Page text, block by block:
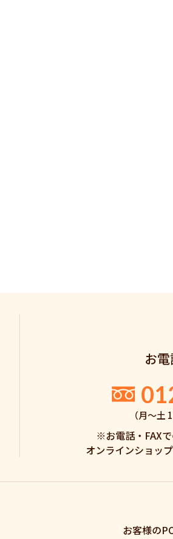
お
（月〜土
※お電話・FAXで
オンラインショッ
お客様の